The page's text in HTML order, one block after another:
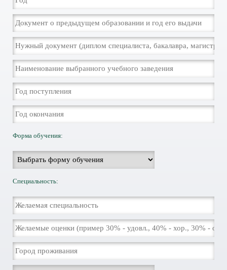
Форма обучения:
Специальность: